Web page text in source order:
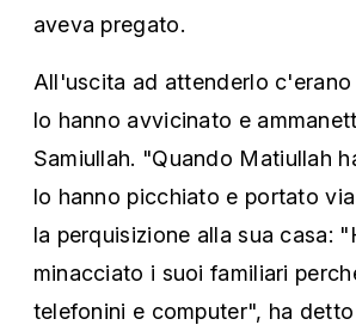
aveva pregato.
All'uscita ad attenderlo
lo hanno avvicinato e
Samiullah. "Quando Matiullah
lo hanno picchiato e portato
la perquisizione alla sua casa:
minacciato i suoi familiari
telefonini e computer", ha